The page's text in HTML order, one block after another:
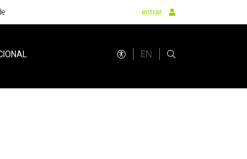
entrar
EN